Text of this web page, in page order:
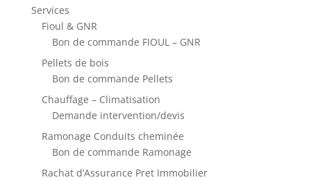
Services
Fioul & GNR
Bon de commande FIOUL – GNR
Pellets de bois
Bon de commande Pellets
Chauffage – Climatisation
Demande intervention/devis
Ramonage Conduits cheminée
Bon de commande Ramonage
Rachat d’Assurance Pret Immobilier